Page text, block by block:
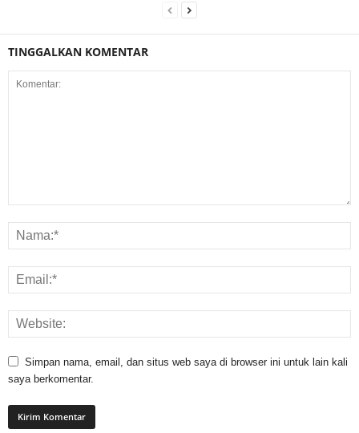
TINGGALKAN KOMENTAR
Simpan nama, email, dan situs web saya di browser ini untuk lain kali
saya berkomentar.